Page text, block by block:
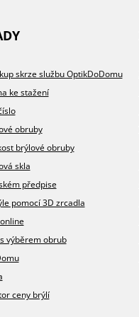
skrze službu OptikDoDomu
ke stažení
obruby
brýlové obruby
skla
předpise
pomocí 3D zrcadla
výběrem obrub
ceny brýlí